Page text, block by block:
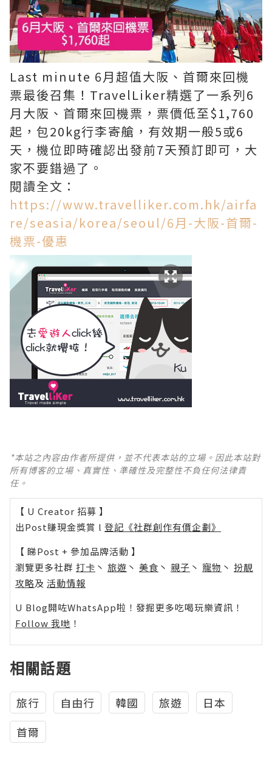
Last minute 6月超值大阪、首爾來回機
票最後召集！TravelLiker精選了一系列6
月大阪、首爾來回機票，票價低至$1,760
起，包20kg行李寄艙，有效期一般5或6
天，機位即時確認出發前7天預訂即可，大
家不要錯過了。
閱讀全文：
https://www.travelliker.com.hk/airfa
re/seasia/korea/seoul/6月-大阪-首爾-
機票-優惠
*本站之內容由作者所提供，並不代表本站的立場。因此本站對
所有博客的立場、真實性、準確性及完整性不負任何法律責
任。
【 U Creator 招募 】
出Post賺現金獎賞 l 登記《社群創作有價企劃》
【 睇Post + 參加品牌活動 】
瀏覽更多社群 打卡 丶 旅遊 丶 美食 丶 親子 丶 寵物 丶 扮靚
攻略及 活動情報
U Blog開咗WhatsApp啦！發掘更多吃喝玩樂資訊！
Follow 我哋 ！
相關話題
旅行 自由行 韓國 旅遊
日本
首爾